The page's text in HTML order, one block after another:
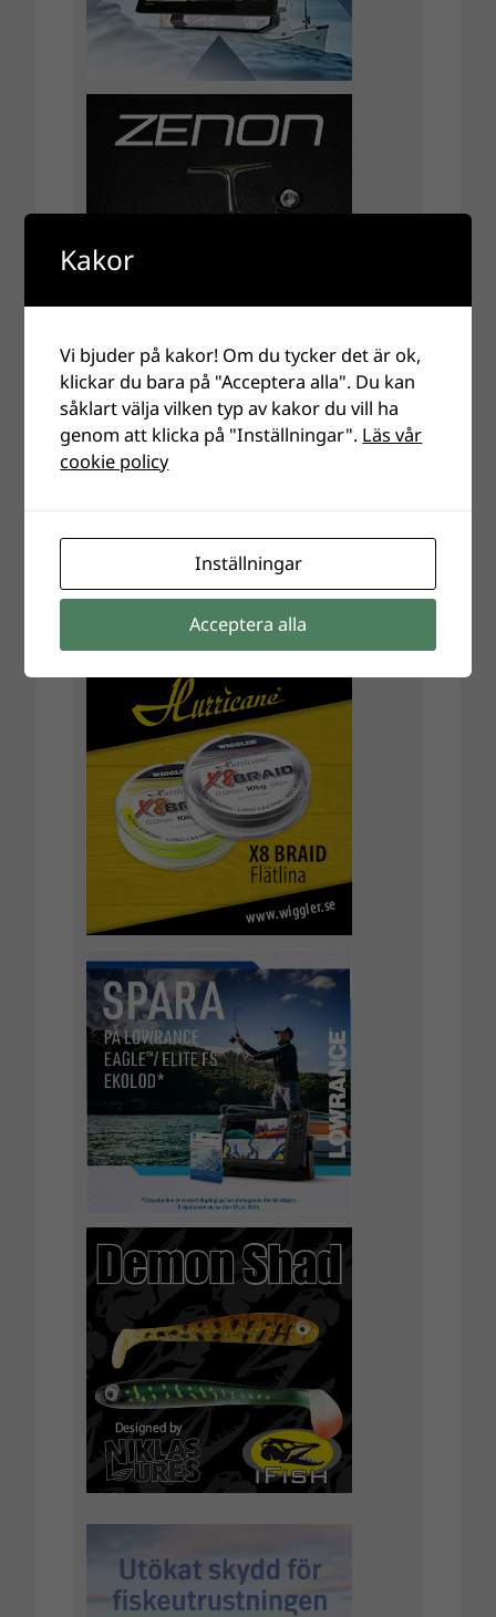
Kakor
Vi bjuder på kakor! Om du tycker det är ok,
klickar du bara på "Acceptera alla". Du kan
såklart välja vilken typ av kakor du vill ha
genom att klicka på "Inställningar". Läs vår
cookie policy
Inställningar
Acceptera alla